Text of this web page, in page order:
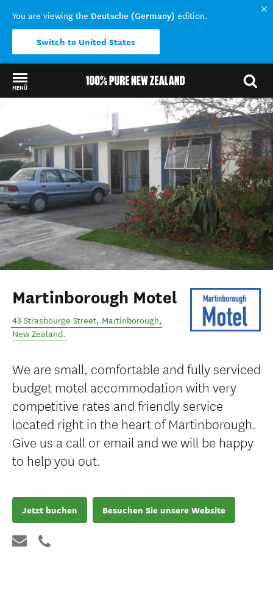
You are viewing the Deutsche (Germany) edition.
Switch to United States
MENÜ
Martinborough Motel
43 Strasbourge Street, Martinborough,
New Zealand.
We are small, comfortable and fully serviced
budget motel accommodation with very
competitive rates and friendly service
located right in the heart of Martinborough.
Give us a call or email and we will be happy
to help you out.
Jetzt buchen Besuchen Sie unsere Website